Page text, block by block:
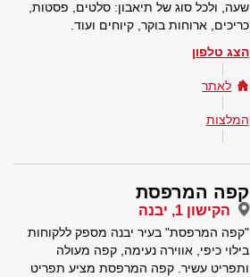
שעה, ולכל סוג של תיאבון: סלטים, פסטות,
כריכים, ארוחות בוקר, קיוחים ועוד.
הצג טלפון
לאתר
המלצות
קפה המרפסת
הקישון 1, יבנה
"קפה המרפסת" בעיר יבנה מספק ללקוחות
בילוי כיפי, אווירה נעימה, קפה מעולה
ותפריט עשיר. קפה המרפסת מציע תפריט